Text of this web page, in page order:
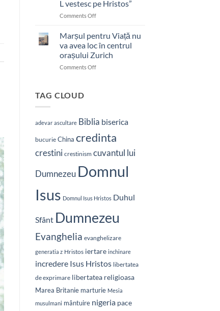
L vestesc pe Hristos”
Comments Offon
bătut
cu
brutalitate
în
Nepal:
L
pe
Marșul pentru Viață nu
va avea loc în centrul
orașului Zurich
Comments Offon
avea
loc
în
orașului
TAG CLOUD
adevar ascultare Biblia biserica
bucurie China credinta
crestini crestinism cuvantul lui
Dumnezeu Domnul
Isus Domnul Isus Hristos Duhul
Sfânt Dumnezeu
Evanghelia evanghelizare
generatia z Hristos iertare inchinare
incredere Isus Hristos libertatea
de exprimare libertatea religioasa
Marea Britanie marturie Mesia
musulmani mântuire nigeria pace